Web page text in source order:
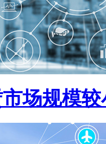
场规模